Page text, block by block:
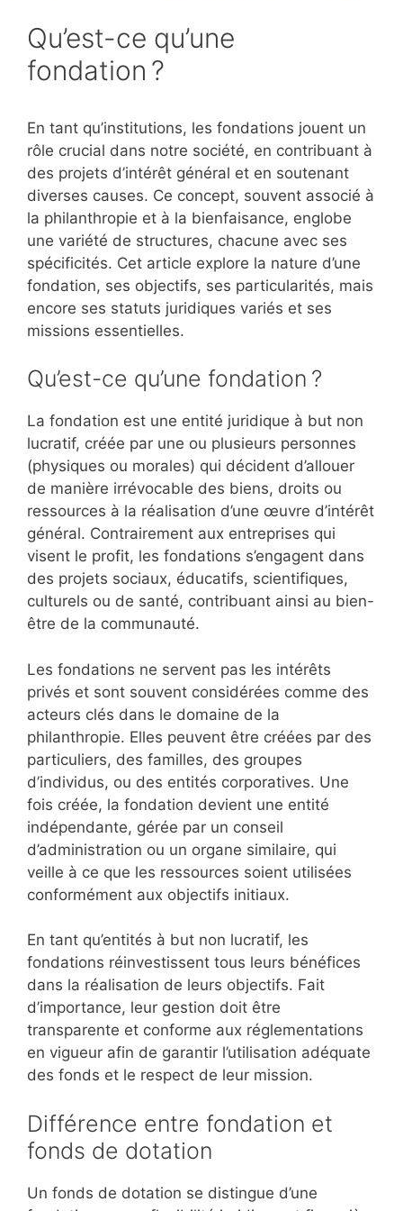
Qu’est-ce qu’une
fondation ?
En tant qu’institutions, les fondations jouent un
rôle crucial dans notre société, en contribuant à
des projets d’intérêt général et en soutenant
diverses causes. Ce concept, souvent associé à
la philanthropie et à la bienfaisance, englobe
une variété de structures, chacune avec ses
spécificités. Cet article explore la nature d’une
fondation, ses objectifs, ses particularités, mais
encore ses statuts juridiques variés et ses
missions essentielles.
Qu’est-ce qu’une fondation ?
La fondation est une entité juridique à but non
lucratif, créée par une ou plusieurs personnes
(physiques ou morales) qui décident d’allouer
de manière irrévocable des biens, droits ou
ressources à la réalisation d’une œuvre d’intérêt
général. Contrairement aux entreprises qui
visent le profit, les fondations s’engagent dans
des projets sociaux, éducatifs, scientifiques,
culturels ou de santé, contribuant ainsi au bien-
être de la communauté.
Les fondations ne servent pas les intérêts
privés et sont souvent considérées comme des
acteurs clés dans le domaine de la
philanthropie. Elles peuvent être créées par des
particuliers, des familles, des groupes
d’individus, ou des entités corporatives. Une
fois créée, la fondation devient une entité
indépendante, gérée par un conseil
d’administration ou un organe similaire, qui
veille à ce que les ressources soient utilisées
conformément aux objectifs initiaux.
En tant qu’entités à but non lucratif, les
fondations réinvestissent tous leurs bénéfices
dans la réalisation de leurs objectifs. Fait
d’importance, leur gestion doit être
transparente et conforme aux réglementations
en vigueur afin de garantir l’utilisation adéquate
des fonds et le respect de leur mission.
Différence entre fondation et
fonds de dotation
Un fonds de dotation se distingue d’une